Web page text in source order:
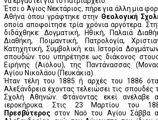
Έτσι ο Άγιος Νεκτάριος, πήρε για άλλη μια
Αθήνα όπου γράφτηκε στην Θεολογική
οποία αποφοίτησε τρία χρόνια αργότερα.
διδάχθηκε: Δογματική, Ηθική, Παλαιά
Διαθήκη, Ποιμαντική, Πατρολογία,
Κατηχητική, Συμβολική και Ιστορία
σπουδών του υπηρέτησε ως διάκονος
Ειρήνης (Αιόλου), της Παντάνασσας
Αγίου Νικολάου (Πευκάκια).
Ήταν τέλη του 1885 ή αρχές του 1886
Αλεξάνδρεια έχοντας τελειώσει τις σπουδές
Σχολή Αθηνών. Φτάνοντας εκεί ανέλαβε
ιεροκήρυκα. Στις 23 Μαρτίου του
Πρεσβύτερος στον Ναό του Αγίου Σάββα